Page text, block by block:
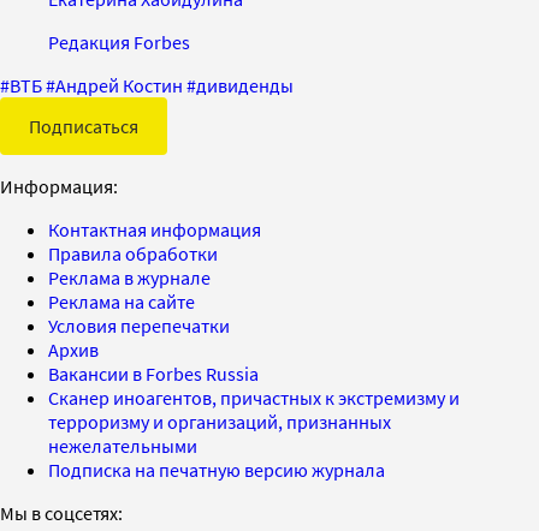
Редакция Forbes
#ВТБ#Андрей Костин #дивиденды
Подписаться
Информация:
Контактная информация
Правила обработки
Реклама в журнале
Реклама на сайте
Условия перепечатки
Архив
Вакансии в Forbes Russia
Сканер иноагентов, причастных к экстремизму и
терроризму и организаций, признанных
нежелательными
Подписка на печатную версию журнала
Мы в соцсетях: